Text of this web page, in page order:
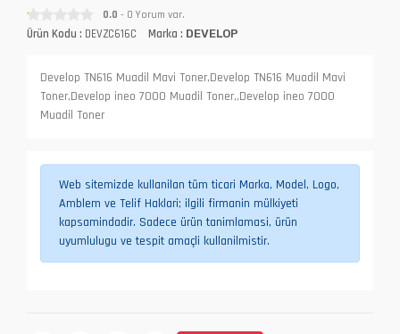
0.0 - 0 Yorum var.
Ürün Kodu : DEVZC616C Marka : DEVELOP
Develop TN616 Muadil Mavi Toner,Develop TN616 Muadil Mavi
Toner,Develop ineo 7000 Muadil Toner,,Develop ineo 7000
Muadil Toner
Web sitemizde kullanilan tüm ticari Marka, Model, Logo,
Amblem ve Telif Haklari; ilgili firmanin mülkiyeti
kapsamindadir. Sadece ürün tanimlamasi, ürün
uyumlulugu ve tespit amaçli kullanilmistir.